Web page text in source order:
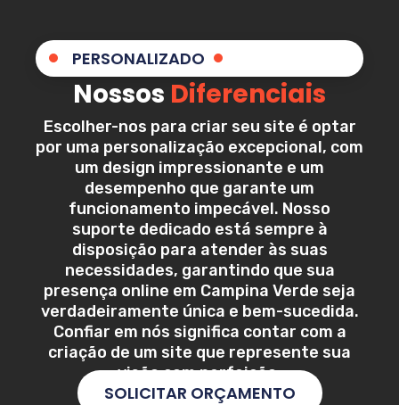
PERSONALIZADO
Nossos Diferenciais
Escolher-nos para criar seu site é optar
por uma personalização excepcional, com
um design impressionante e um
desempenho que garante um
funcionamento impecável. Nosso
suporte dedicado está sempre à
disposição para atender às suas
necessidades, garantindo que sua
presença online em Campina Verde seja
verdadeiramente única e bem-sucedida.
Confiar em nós significa contar com a
criação de um site que represente sua
visão com perfeição.
SOLICITAR ORÇAMENTO